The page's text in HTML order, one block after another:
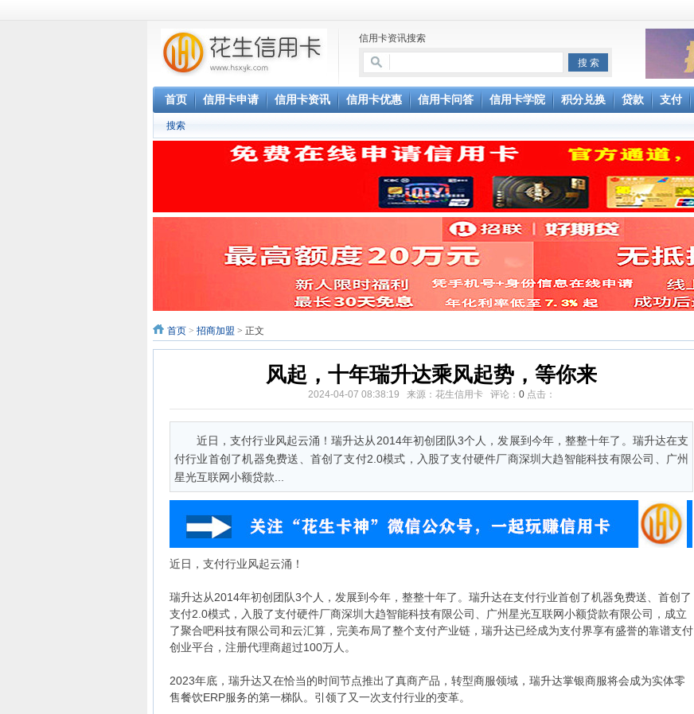
信用卡资讯搜索
首页 信用卡申请 信用卡资讯 信用卡优惠 信用卡问答 信用卡学院 积分兑换 贷款 支付
搜索
首页 > 招商加盟 > 正文
风起，十年瑞升达乘风起势，等你来
2024-04-07 08:38:19 来源：花生信用卡 评论： 0点击：
近日，支付行业风起云涌！瑞升达从2014年初创团队3个人，发展到今年，整整十年了。瑞升达在支
付行业首创了机器免费送、首创了支付2.0模式，入股了支付硬件厂商深圳大趋智能科技有限公司、广州
星光互联网小额贷款...
近日，支付行业风起云涌！
瑞升达从2014年初创团队3个人，发展到今年，整整十年了。瑞升达在支付行业首创了机器免费送、首创了
支付2.0模式，入股了支付硬件厂商深圳大趋智能科技有限公司、广州星光互联网小额贷款有限公司，成立
了聚合吧科技有限公司和云汇算，完美布局了整个支付产业链，瑞升达已经成为支付界享有盛誉的靠谱支付
创业平台，注册代理商超过100万人。
2023年底，瑞升达又在恰当的时间节点推出了真商产品，转型商服领域，瑞升达掌银商服将会成为实体零
售餐饮ERP服务的第一梯队。引领了又一次支付行业的变革。